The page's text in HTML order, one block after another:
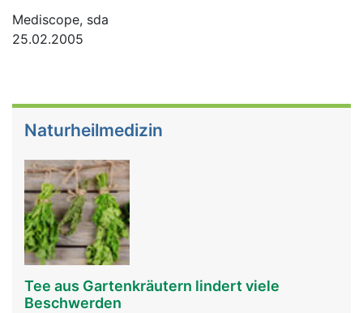
Mediscope, sda
25.02.2005
Naturheilmedizin
Tee aus Gartenkräutern lindert viele
Beschwerden